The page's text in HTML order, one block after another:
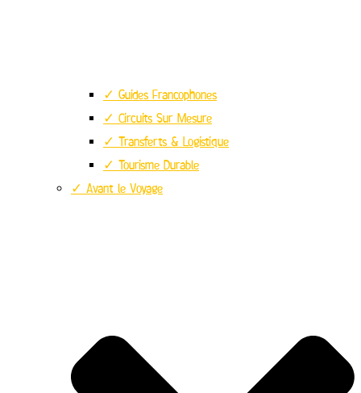
✓ Guides Francophones
✓ Circuits Sur Mesure
✓ Transferts & Logistique
✓ Tourisme Durable
✓ Avant le Voyage